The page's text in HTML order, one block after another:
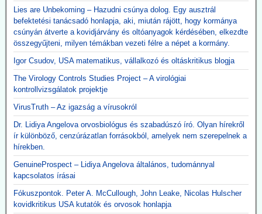
Lies are Unbekoming – Hazudni csúnya dolog. Egy ausztrál
befektetési tanácsadó honlapja, aki, miután rájött, hogy kormánya
csúnyán átverte a kovidjárvány és oltóanyagok kérdésében, elkezdte
összegyűjteni, milyen témákban vezeti félre a népet a kormány.
Igor Csudov, USA matematikus, vállalkozó és oltáskritikus blogja
The Virology Controls Studies Project – A virológiai
kontrollvizsgálatok projektje
VirusTruth – Az igazság a vírusokról
Dr. Lidiya Angelova orvosbiológus és szabadúszó író. Olyan hírekről
ír különböző, cenzúrázatlan forrásokból, amelyek nem szerepelnek a
hírekben.
GenuineProspect – Lidiya Angelova általános, tudománnyal
kapcsolatos írásai
Fókuszpontok. Peter A. McCullough, John Leake, Nicolas Hulscher
kovidkritikus USA kutatók és orvosok honlapja